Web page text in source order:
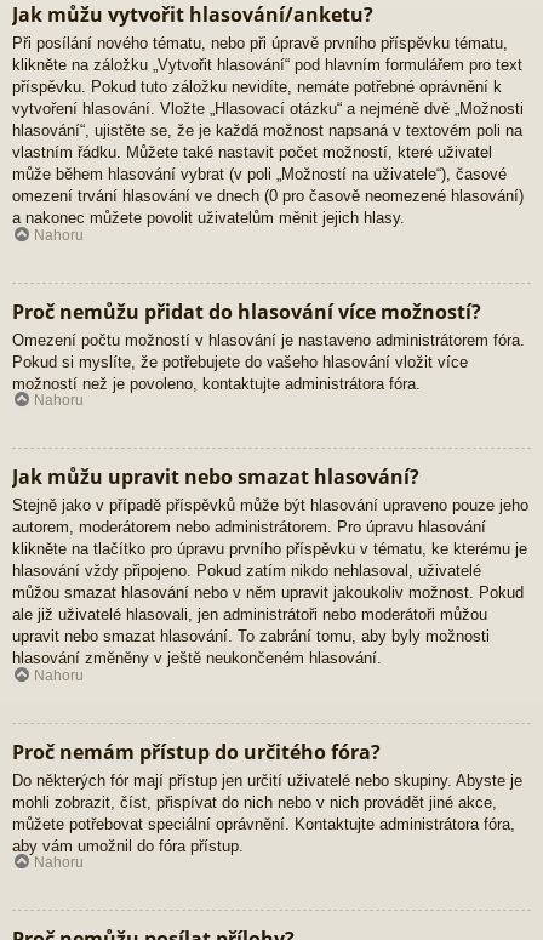
Jak můžu vytvořit hlasování/anketu?
Při posílání nového tématu, nebo při úpravě prvního příspěvku tématu,
klikněte na záložku „Vytvořit hlasování“ pod hlavním formulářem pro text
příspěvku. Pokud tuto záložku nevidíte, nemáte potřebné oprávnění k
vytvoření hlasování. Vložte „Hlasovací otázku“ a nejméně dvě „Možnosti
hlasování“, ujistěte se, že je každá možnost napsaná v textovém poli na
vlastním řádku. Můžete také nastavit počet možností, které uživatel
může během hlasování vybrat (v poli „Možností na uživatele“), časové
omezení trvání hlasování ve dnech (0 pro časově neomezené hlasování)
a nakonec můžete povolit uživatelům měnit jejich hlasy.
Nahoru
Proč nemůžu přidat do hlasování více možností?
Omezení počtu možností v hlasování je nastaveno administrátorem fóra.
Pokud si myslíte, že potřebujete do vašeho hlasování vložit více
možností než je povoleno, kontaktujte administrátora fóra.
Nahoru
Jak můžu upravit nebo smazat hlasování?
Stejně jako v případě příspěvků může být hlasování upraveno pouze jeho
autorem, moderátorem nebo administrátorem. Pro úpravu hlasování
klikněte na tlačítko pro úpravu prvního příspěvku v tématu, ke kterému je
hlasování vždy připojeno. Pokud zatím nikdo nehlasoval, uživatelé
můžou smazat hlasování nebo v něm upravit jakoukoliv možnost. Pokud
ale již uživatelé hlasovali, jen administrátoři nebo moderátoři můžou
upravit nebo smazat hlasování. To zabrání tomu, aby byly možnosti
hlasování změněny v ještě neukončeném hlasování.
Nahoru
Proč nemám přístup do určitého fóra?
Do některých fór mají přístup jen určití uživatelé nebo skupiny. Abyste je
mohli zobrazit, číst, přispívat do nich nebo v nich provádět jiné akce,
můžete potřebovat speciální oprávnění. Kontaktujte administrátora fóra,
aby vám umožnil do fóra přístup.
Nahoru